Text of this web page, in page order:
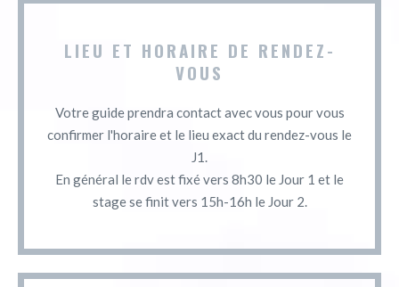
LIEU ET HORAIRE DE RENDEZ-
VOUS
Votre guide prendra contact avec vous pour vous
confirmer l'horaire et le lieu exact du rendez-vous le
J1.
En général le rdv est fixé vers 8h30 le Jour 1 et le
stage se finit vers 15h-16h le Jour 2.